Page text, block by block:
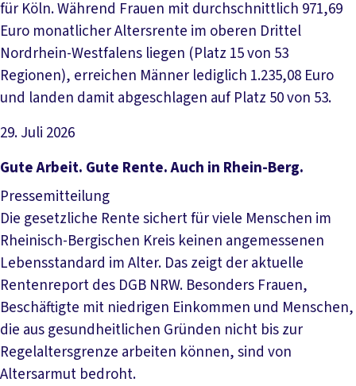
für Köln. Während Frauen mit durchschnittlich 971,69
Euro monatlicher Altersrente im oberen Drittel
Nordrhein-Westfalens liegen (Platz 15 von 53
Regionen), erreichen Männer lediglich 1.235,08 Euro
und landen damit abgeschlagen auf Platz 50 von 53.
29. Juli 2026
Artikel lesen
Gute Arbeit. Gute Rente. Auch in Rhein-Berg.
Pressemitteilung
Die gesetzliche Rente sichert für viele Menschen im
Rheinisch-Bergischen Kreis keinen angemessenen
Lebensstandard im Alter. Das zeigt der aktuelle
Rentenreport des DGB NRW. Besonders Frauen,
Beschäftigte mit niedrigen Einkommen und Menschen,
die aus gesundheitlichen Gründen nicht bis zur
Regelaltersgrenze arbeiten können, sind von
Altersarmut bedroht.